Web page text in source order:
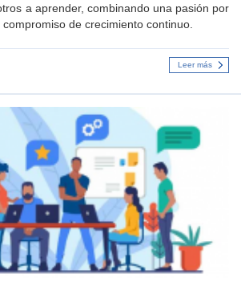
a aprender, combinando una pasión por
de crecimiento continuo.
Leer más